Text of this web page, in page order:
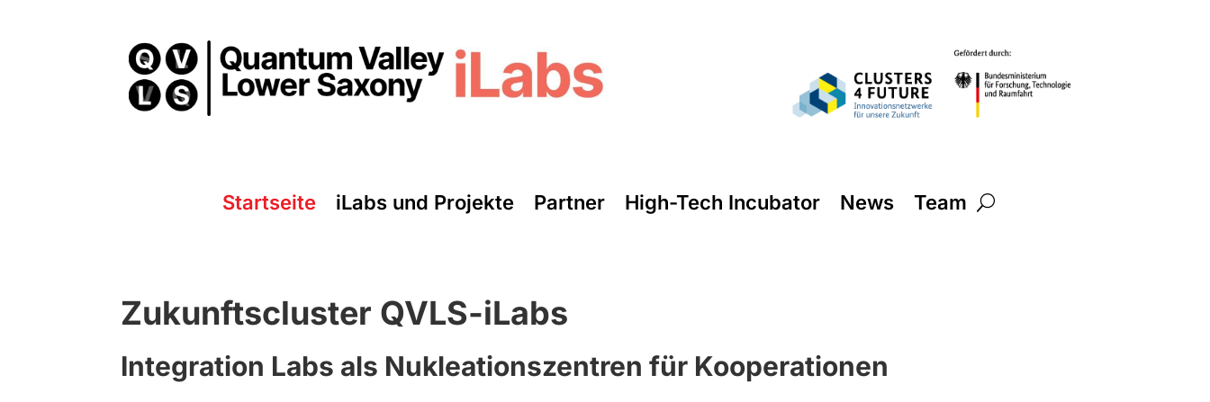
Startseite iLabs und Projekte Partner High-Tech Incubator News Team
Zukunftscluster QVLS-iLabs
Integration Labs als Nukleationszentren für Kooperationen